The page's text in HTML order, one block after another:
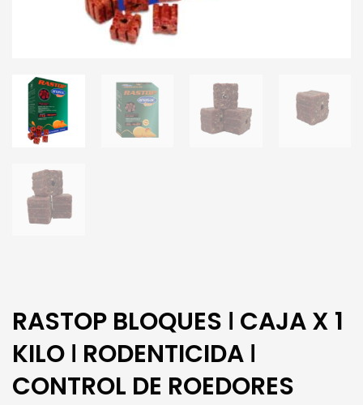
RASTOP BLOQUES ǀ CAJA X 1
KILO ǀ RODENTICIDA ǀ
CONTROL DE ROEDORES